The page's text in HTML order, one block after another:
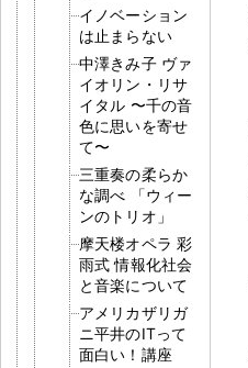
イノベーション
は止まらない
中澤きみ子 ヴァ
イオリン・リサ
イタル 〜千の音
色に思いを寄せ
て〜
三重奏の柔らか
な調べ 「ウィー
ンのトリオ」
摩天楼オペラ 彩
雨式 情報化社会
と音楽について
アメリカザリガ
ニ平井のITって
面白い！講座